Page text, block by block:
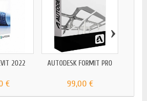
2022
€
AUTODESK FORMIT PRO
99,00 €
›